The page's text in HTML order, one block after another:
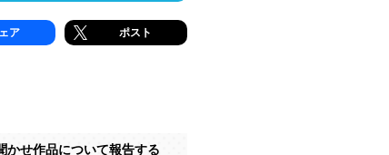
ア ポスト
かせ作品について報告する